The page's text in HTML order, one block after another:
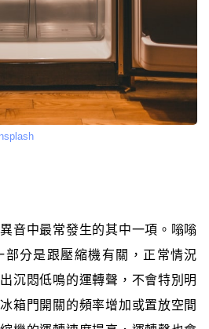
音中最常發生的其中一項。嗡嗡
部分是跟壓縮機有關，正常情況
沉悶低鳴的運轉聲，不會特別明
箱門開關的頻率增加或置放空間